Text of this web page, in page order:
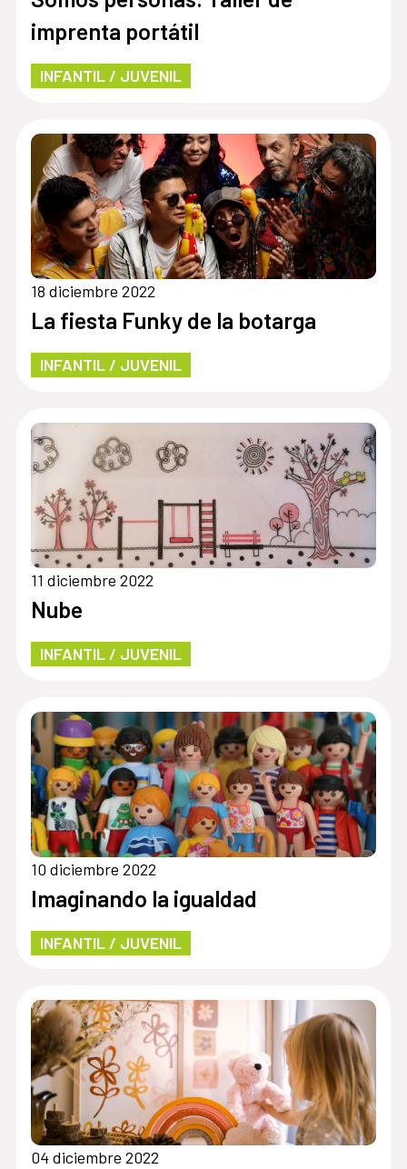
imprenta portátil
INFANTIL / JUVENIL
18 diciembre 2022
La fiesta Funky de la botarga
INFANTIL / JUVENIL
11 diciembre 2022
Nube
INFANTIL / JUVENIL
10 diciembre 2022
Imaginando la igualdad
INFANTIL / JUVENIL
04 diciembre 2022